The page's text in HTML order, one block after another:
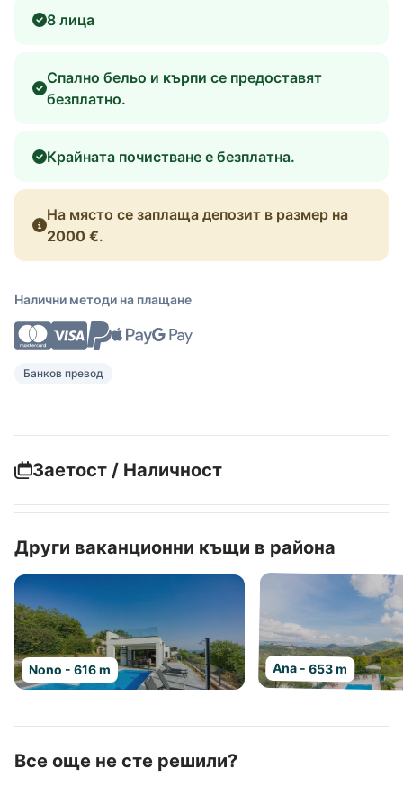
8 лица
Спално бельо и кърпи се предоставят
безплатно.
Крайната почистване е безплатна.
На място се заплаща депозит в размер на
2000 €.
Налични методи на плащане
Банков превод
Заетост / Наличност
Други ваканционни къщи в района
Nono - 616 m Ana - 653 m
Все още не сте решили?